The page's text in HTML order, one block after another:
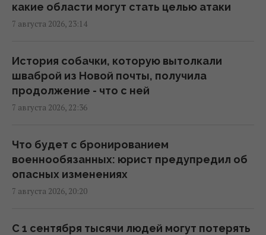
20:39 пятница, 07 августа 2026
субмарины, расположенные в тысячах
километров от Украины
20:35 пятница, 07 августа 2026
подготовлен к зиме, но фактор обстрелов
и возможностей ПВО никто не отменял, -
Пантелеев
20:01 пятница, 07 августа 2026
Зеленский прибыл в Сербию: подробности
какие области могут стать целью атаки
7 августа 2026, 23:14
История собачки, которую вытолкали
шваброй из Новой почты, получила
продолжение - что с ней
7 августа 2026, 22:36
Что будет с бронированием
военнообязанных: юрист предупредил об
опасных изменениях
7 августа 2026, 20:20
С 1 сентября тысячи людей могут потерять